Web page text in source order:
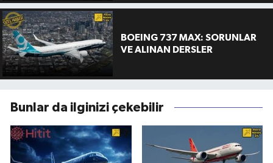
BOEING 737 MAX: SORUNLAR
VE ALINAN DERSLER
Bunlar da ilginizi çekebilir